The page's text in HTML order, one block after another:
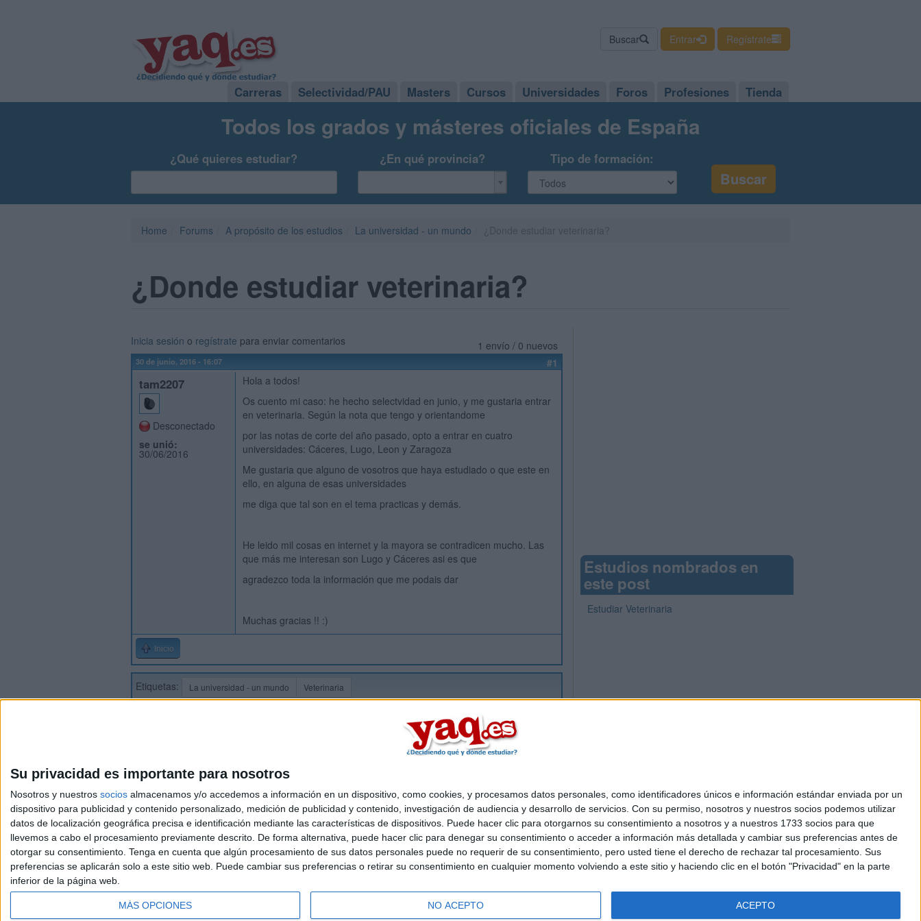
Su privacidad es importante para nosotros
Nosotros y nuestros socios almacenamos y/o accedemos a información en un dispositivo, como cookies, y procesamos datos personales, como identificadores únicos e información estándar enviada por un
dispositivo para publicidad y contenido personalizado, medición de publicidad y contenido, investigación de audiencia y desarrollo de servicios. Con su permiso, nosotros y nuestros socios podemos utilizar
datos de localización geográfica precisa e identificación mediante las características de dispositivos. Puede hacer clic para otorgarnos su consentimiento a nosotros y a nuestros 1733 socios para que
llevemos a cabo el procesamiento previamente descrito. De forma alternativa, puede hacer clic para denegar su consentimiento o acceder a información más detallada y cambiar sus preferencias antes de
otorgar su consentimiento. Tenga en cuenta que algún procesamiento de sus datos personales puede no requerir de su consentimiento, pero usted tiene el derecho de rechazar tal procesamiento. Sus
preferencias se aplicarán solo a este sitio web. Puede cambiar sus preferencias o retirar su consentimiento en cualquier momento volviendo a este sitio y haciendo clic en el botón "Privacidad" en la parte
inferior de la página web.
MÁS OPCIONES NO ACEPTO ACEPTO
Buscar Entrar Regístrate
Carreras Selectividad/PAU Masters Cursos Universidades Foros Profesiones Tienda
Todos los grados y másteres oficiales de España
¿Qué quieres estudiar? ¿En qué provincia? Tipo de formación:
Home Forums A propósito de los estudios La universidad - un mundo
¿Donde estudiar veterinaria?
1 envío / 0 nuevos
Inicia sesión o regístrate para enviar comentarios
30 de junio, 2016 - 16:07 #1
tam2207
Desconectado
se unió:
30/06/2016
Hola a todos!
Os cuento mi caso: he hecho selectvidad en junio, y me gustaria entrar
en veterinaria. Según la nota que tengo y orientandome
por las notas de corte del año pasado, opto a entrar en cuatro
universidades: Cáceres, Lugo, Leon y Zaragoza
Me gustaria que alguno de vosotros que haya estudiado o que este en
ello, en alguna de esas universidades
me diga que tal son en el tema practicas y demás.
He leido mil cosas en internet y la mayora se contradicen mucho. Las
que más me interesan son Lugo y Cáceres asi es que
agradezco toda la información que me podais dar
Muchas gracias !! :)
Inicio
Etiquetas: La universidad - un mundo Veterinaria
Estudios nombrados en
este post
Estudiar Veterinaria
Quiénes somos|Contactar|Anúnciate
Aviso legal|Politica de privacidad|Condiciones generales|Política de cookies
© 2003-2026Compás Mediterráneo S.L.- Diego de León 47 - 28006 Madrid [ESPAÑA] - Tel. +34 91 593 2767